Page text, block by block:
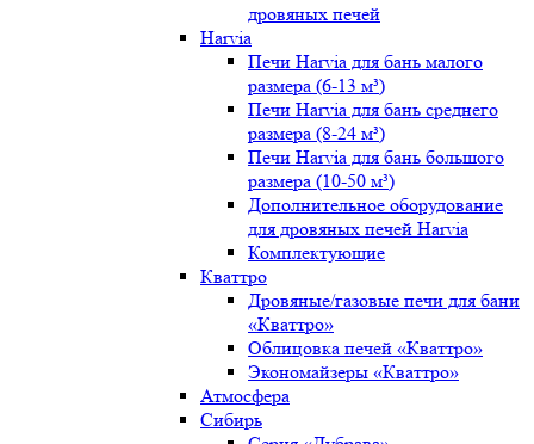
дровяных печей
Harvia
Печи Harvia для бань малого
размера (6-13 м³)
Печи Harvia для бань среднего
размера (8-24 м³)
Печи Harvia для бань большого
размера (10-50 м³)
Дополнительное оборудование
для дровяных печей Harvia
Комплектующие
Кваттро
Дровяные/газовые печи для бани
«Кваттро»
Облицовка печей «Кваттро»
Экономайзеры «Кваттро»
Атмосфера
Сибирь